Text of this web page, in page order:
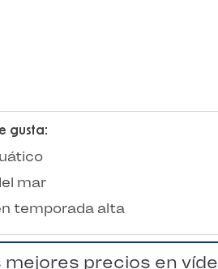
gusta:
mar
temporada alta
mejores precios en